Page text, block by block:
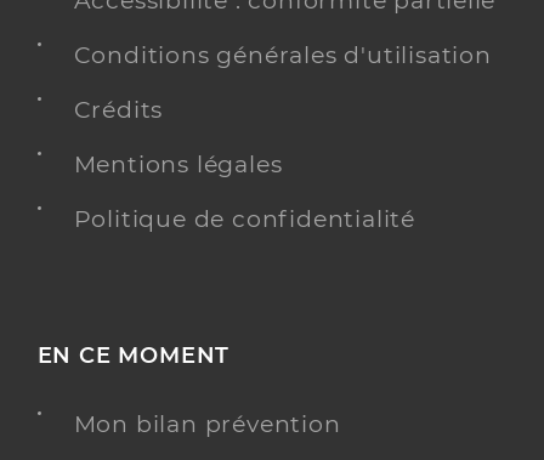
Conditions générales d'utilisation
Crédits
Mentions légales
Politique de confidentialité
EN CE MOMENT
Mon bilan prévention